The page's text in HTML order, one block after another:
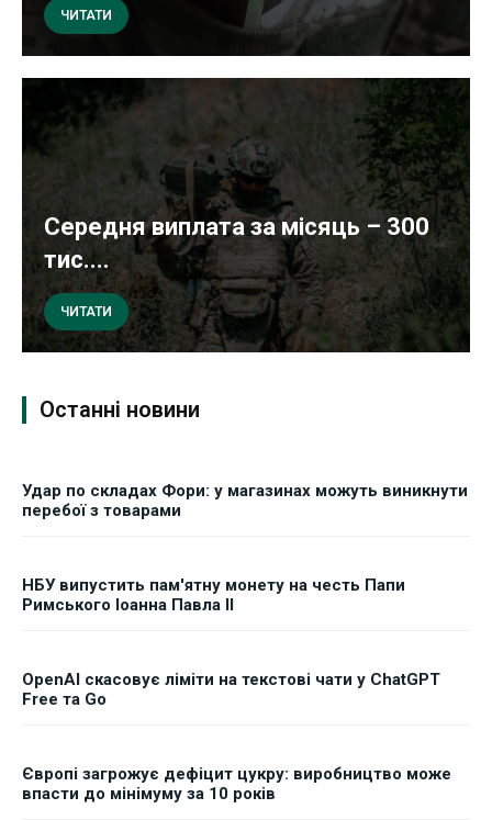
ЧИТАТИ
Середня виплата за місяць – 300
тис....
ЧИТАТИ
Останні новини
Удар по складах Фори: у магазинах можуть виникнути
перебої з товарами
НБУ випустить пам'ятну монету на честь Папи
Римського Іоанна Павла II
OpenAI скасовує ліміти на текстові чати у ChatGPT
Free та Go
Європі загрожує дефіцит цукру: виробництво може
впасти до мінімуму за 10 років